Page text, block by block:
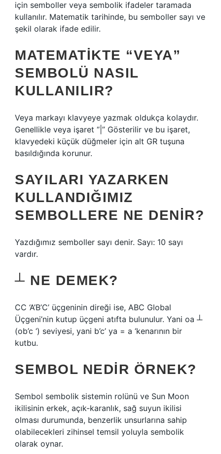
için semboller veya sembolik ifadeler taramada
kullanılır. Matematik tarihinde, bu semboller sayı ve
şekil olarak ifade edilir.
MATEMATIKTE “VEYA”
SEMBOLÜ NASIL
KULLANILIR?
Veya markayı klavyeye yazmak oldukça kolaydır.
Genellikle veya işaret “|” Gösterilir ve bu işaret,
klavyedeki küçük düğmeler için alt GR tuşuna
basıldığında korunur.
SAYILARI YAZARKEN
KULLANDIĞIMIZ
SEMBOLLERE NE DENIR?
Yazdığımız semboller sayı denir. Sayı: 10 sayı
vardır.
┴ NE DEMEK?
CC ‘A’B’C’ üçgeninin direği ise, ABC Global
Üçgeni’nin kutup üçgeni atıfta bulunulur. Yani oa ┴
(ob’c ‘) seviyesi, yani b’c’ ya = a ‘kenarının bir
kutbu.
SEMBOL NEDIR ÖRNEK?
Sembol sembolik sistemin rolünü ve Sun Moon
ikilisinin erkek, açık-karanlık, sağ suyun ikilisi
olması durumunda, benzerlik unsurlarına sahip
olabilecekleri zihinsel temsil yoluyla sembolik
olarak oynar.